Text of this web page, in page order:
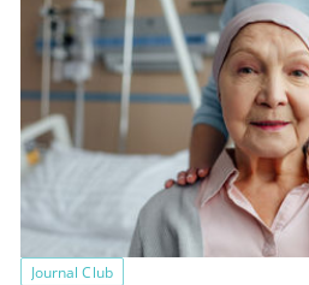
Journal Club